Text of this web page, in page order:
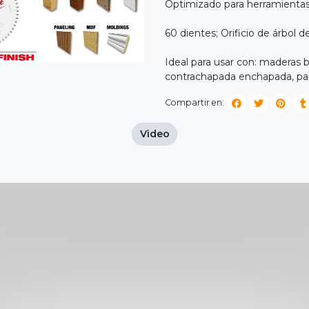
Optimizado para
60 dientes; Orificio de árbol
Ideal para usar con: maderas
contrachapada enchapada,
Compartir en:
Video